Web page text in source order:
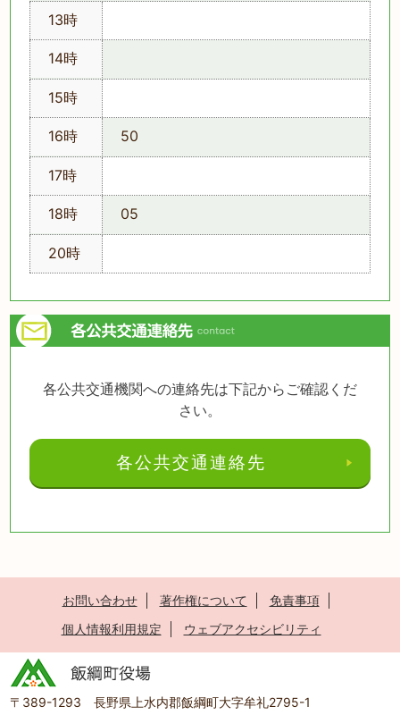
13時
14時
15時
16時 50
17時
18時 05
20時
各公共交通機関への連絡先は下記からご確認くだ
さい。
各公共交通連絡先
お問い合わせ 著作権について
免責事項
個人情報利用規定
ウェブアクセシビリティ
〒389-1293 長野県上水内郡飯綱町大字牟礼2795-1